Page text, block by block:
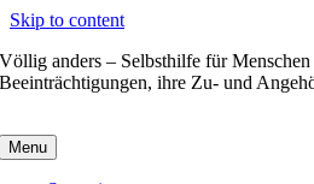
Skip to content
Völlig anders – Selbsthilfe für
Beeinträchtigungen, ihre Zu- und
Menu